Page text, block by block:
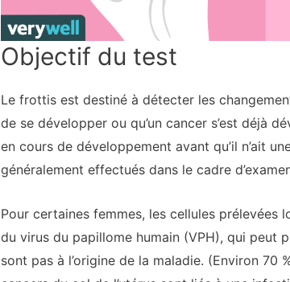
Objectif du test
Le frottis est destiné à détecter les
de se développer ou qu’un cancer s’est déjà
en cours de développement avant qu’il n’ait
généralement effectués dans le cadre
Pour certaines femmes, les cellules prélevées
du virus du papillome humain (VPH), qui peut
sont pas à l’origine de la maladie. (Environ 70